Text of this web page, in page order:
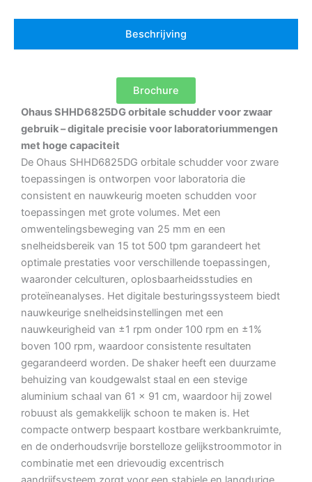
Beschrijving
Brochure
Ohaus SHHD6825DG orbitale schudder voor zwaar
gebruik – digitale precisie voor laboratoriummengen
met hoge capaciteit
De Ohaus SHHD6825DG orbitale schudder voor zware
toepassingen is ontworpen voor laboratoria die
consistent en nauwkeurig moeten schudden voor
toepassingen met grote volumes. Met een
omwentelingsbeweging van 25 mm en een
snelheidsbereik van 15 tot 500 tpm garandeert het
optimale prestaties voor verschillende toepassingen,
waaronder celculturen, oplosbaarheidsstudies en
proteïneanalyses. Het digitale besturingssysteem biedt
nauwkeurige snelheidsinstellingen met een
nauwkeurigheid van ±1 rpm onder 100 rpm en ±1%
boven 100 rpm, waardoor consistente resultaten
gegarandeerd worden. De shaker heeft een duurzame
behuizing van koudgewalst staal en een stevige
aluminium schaal van 61 x 91 cm, waardoor hij zowel
robuust als gemakkelijk schoon te maken is. Het
compacte ontwerp bespaart kostbare werkbankruimte,
en de onderhoudsvrije borstelloze gelijkstroommotor in
combinatie met een drievoudig excentrisch